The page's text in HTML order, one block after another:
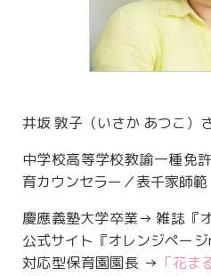
井坂 敦子（いさか あつこ）
中学校高等学校教諭一種免
育カウンセラー／表千家師範
慶應義塾大学卒業→ 雑誌『
公式サイト『オレンジペー
対応型保育園園長 → 「花ま